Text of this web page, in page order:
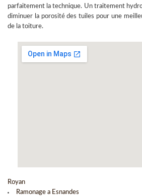
parfaitement la technique. Un traitement
diminuer la porosité des tuiles pour une
de la toiture.
Royan
Ramonage a Esnandes